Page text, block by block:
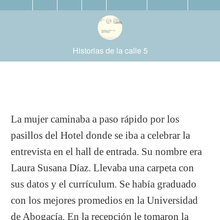
Historias de la calle 5
La mujer caminaba a paso rápido por los
pasillos del Hotel donde se iba a celebrar la
entrevista en el hall de entrada. Su nombre era
Laura Susana Díaz. Llevaba una carpeta con
sus datos y el currículum. Se había graduado
con los mejores promedios en la Universidad
de Abogacía. En la recepción le tomaron la